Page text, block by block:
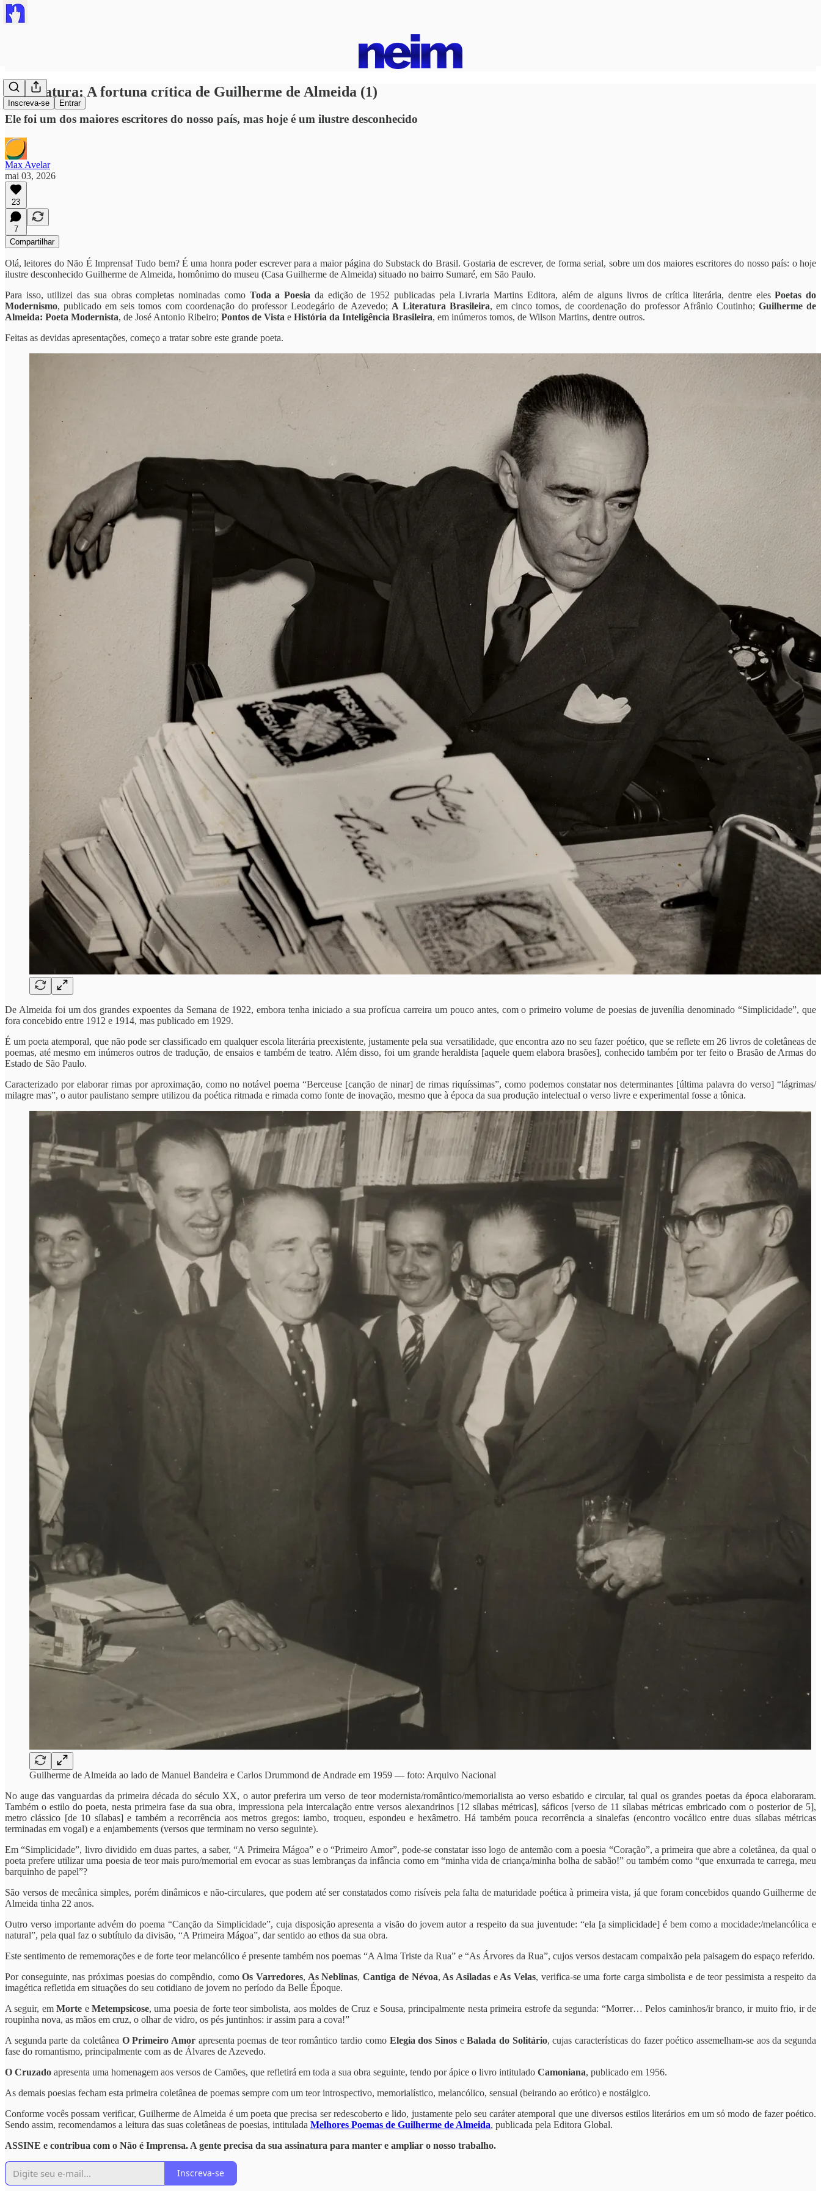
Inscreva-se Entrar
#Literatura: A fortuna crítica de Guilherme de Almeida (1)
Ele foi um dos maiores escritores do nosso país, mas hoje é um ilustre desconhecido
Max Avelar
mai 03, 2026
23
7
Compartilhar
Olá, leitores do Não É Imprensa! Tudo bem? É uma honra poder escrever para a maior página do Substack do Brasil. Gostaria de escrever, de forma serial, sobre um dos maiores escritores do nosso país: o hoje
ilustre desconhecido Guilherme de Almeida, homônimo do museu (Casa Guilherme de Almeida) situado no bairro Sumaré, em São Paulo.
Para isso, utilizei das sua obras completas nominadas como Toda a Poesia da edição de 1952 publicadas pela Livraria Martins Editora, além de alguns livros de crítica literária, dentre elesPoetas do
Modernismo, publicado em seis tomos com coordenação do professor Leodegário de Azevedo; A Literatura Brasileira, em cinco tomos, de coordenação do professor Afrânio Coutinho; Guilherme de
Almeida: Poeta Modernista, de José Antonio Ribeiro; Pontos de Vista e História da Inteligência Brasileira, em inúmeros tomos, de Wilson Martins, dentre outros.
Feitas as devidas apresentações, começo a tratar sobre este grande poeta.
De Almeida foi um dos grandes expoentes da Semana de 1922, embora tenha iniciado a sua profícua carreira um pouco antes, com o primeiro volume de poesias de juvenília denominado “Simplicidade”, que
fora concebido entre 1912 e 1914, mas publicado em 1929.
É um poeta atemporal, que não pode ser classificado em qualquer escola literária preexistente, justamente pela sua versatilidade, que encontra azo no seu fazer poético, que se reflete em 26 livros de coletâneas de
poemas, até mesmo em inúmeros outros de tradução, de ensaios e também de teatro. Além disso, foi um grande heraldista [aquele quem elabora brasões], conhecido também por ter feito o Brasão de Armas do
Estado de São Paulo.
Caracterizado por elaborar rimas por aproximação, como no notável poema “Berceuse [canção de ninar] de rimas riquíssimas”, como podemos constatar nos determinantes [última palavra do verso] “lágrimas/
milagre mas”, o autor paulistano sempre utilizou da poética ritmada e rimada como fonte de inovação, mesmo que à época da sua produção intelectual o verso livre e experimental fosse a tônica.
Guilherme de Almeida ao lado de Manuel Bandeira e Carlos Drummond de Andrade em 1959 — foto: Arquivo Nacional
No auge das vanguardas da primeira década do século XX, o autor preferira um verso de teor modernista/romântico/memorialista ao verso esbatido e circular, tal qual os grandes poetas da época elaboraram.
Também o estilo do poeta, nesta primeira fase da sua obra, impressiona pela intercalação entre versos alexandrinos [12 sílabas métricas], sáficos [verso de 11 sílabas métricas embricado com o posterior de 5],
metro clássico [de 10 sílabas] e também a recorrência aos metros gregos: iambo, troqueu, espondeu e hexâmetro. Há também pouca recorrência a sinalefas (encontro vocálico entre duas sílabas métricas
terminadas em vogal) e a enjambements (versos que terminam no verso seguinte).
Em “Simplicidade”, livro dividido em duas partes, a saber, “A Primeira Mágoa” e o “Primeiro Amor”, pode-se constatar isso logo de antemão com a poesia “Coração”, a primeira que abre a coletânea, da qual o
poeta prefere utilizar uma poesia de teor mais puro/memorial em evocar as suas lembranças da infância como em “minha vida de criança/minha bolha de sabão!” ou também como “que enxurrada te carrega, meu
barquinho de papel”?
São versos de mecânica simples, porém dinâmicos e não-circulares, que podem até ser constatados como risíveis pela falta de maturidade poética à primeira vista, já que foram concebidos quando Guilherme de
Almeida tinha 22 anos.
Outro verso importante advém do poema “Canção da Simplicidade”, cuja disposição apresenta a visão do jovem autor a respeito da sua juventude: “ela [a simplicidade] é bem como a mocidade:/melancólica e
natural”, pela qual faz o subtítulo da divisão, “A Primeira Mágoa”, dar sentido ao ethos da sua obra.
Este sentimento de rememorações e de forte teor melancólico é presente também nos poemas “A Alma Triste da Rua” e “As Árvores da Rua”, cujos versos destacam compaixão pela paisagem do espaço referido.
Por conseguinte, nas próximas poesias do compêndio, comoOs Varredores, As Neblinas,Cantiga de Névoa, As Asiladas eAs Velas, verifica-se uma forte carga simbolista e de teor pessimista a respeito da
imagética refletida em situações do seu cotidiano de jovem no período da Belle Époque.
A seguir, emMorte eMetempsicose, uma poesia de forte teor simbolista, aos moldes de Cruz e Sousa, principalmente nesta primeira estrofe da segunda: “Morrer… Pelos caminhos/ir branco, ir muito frio, ir de
roupinha nova, as mãos em cruz, o olhar de vidro, os pés juntinhos: ir assim para a cova!”
A segunda parte da coletânea O Primeiro Amorapresenta poemas de teor romântico tardio como Elegia dos SinoseBalada do Solitário, cujas características do fazer poético assemelham-se aos da segunda
fase do romantismo, principalmente com as de Álvares de Azevedo.
O Cruzado apresenta uma homenagem aos versos de Camões, que refletirá em toda a sua obra seguinte, tendo por ápice o livro intitulado Camoniana, publicado em 1956.
As demais poesias fecham esta primeira coletânea de poemas sempre com um teor introspectivo, memorialístico, melancólico, sensual (beirando ao erótico) e nostálgico.
Conforme vocês possam verificar, Guilherme de Almeida é um poeta que precisa ser redescoberto e lido, justamente pelo seu caráter atemporal que une diversos estilos literários em um só modo de fazer poético.
Sendo assim, recomendamos a leitura das suas coletâneas de poesias, intitulada Melhores Poemas de Guilherme de Almeida, publicada pela Editora Global.
ASSINE e contribua com o Não é Imprensa. A gente precisa da sua assinatura para manter e ampliar o nosso trabalho.
Inscreva-se